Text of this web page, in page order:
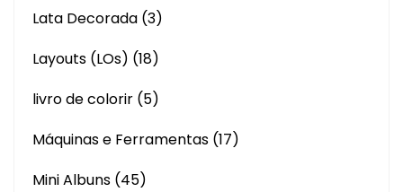
Lata Decorada (3)
Layouts (LOs) (18)
livro de colorir (5)
Máquinas e Ferramentas (17)
Mini Albuns (45)